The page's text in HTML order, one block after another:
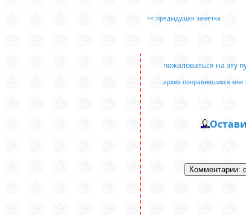
<< предыдущая заметка
пожаловаться на эту
архив понравившихся мне